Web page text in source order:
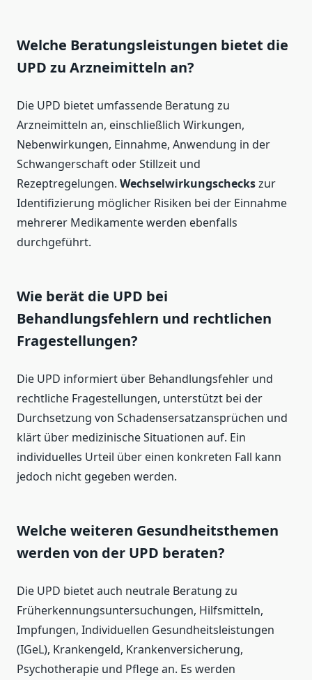
Welche Beratungsleistungen bietet die
UPD zu Arzneimitteln an?
Die UPD bietet umfassende Beratung zu
Arzneimitteln an, einschließlich Wirkungen,
Nebenwirkungen, Einnahme, Anwendung in der
Schwangerschaft oder Stillzeit und
Rezeptregelungen. Wechselwirkungscheckszur
Identifizierung möglicher Risiken bei der Einnahme
mehrerer Medikamente werden ebenfalls
durchgeführt.
Wie berät die UPD bei
Behandlungsfehlern und rechtlichen
Fragestellungen?
Die UPD informiert über Behandlungsfehler und
rechtliche Fragestellungen, unterstützt bei der
Durchsetzung von Schadensersatzansprüchen und
klärt über medizinische Situationen auf. Ein
individuelles Urteil über einen konkreten Fall kann
jedoch nicht gegeben werden.
Welche weiteren Gesundheitsthemen
werden von der UPD beraten?
Die UPD bietet auch neutrale Beratung zu
Früherkennungsuntersuchungen, Hilfsmitteln,
Impfungen, Individuellen Gesundheitsleistungen
(IGeL), Krankengeld, Krankenversicherung,
Psychotherapie und Pflege an. Es werden